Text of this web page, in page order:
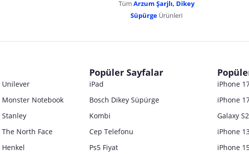
Tüm Arzum Şarjlı, Dikey
SüpürgeÜrünleri
Unilever
Monster Notebook
Stanley
The North Face
Henkel
Popüler Sayfalar
iPad
Bosch Dikey Süpürge
Kombi
Cep Telefonu
Ps5 Fiyat
iPhone
iPhone
Galaxy
iPhone
iPhone